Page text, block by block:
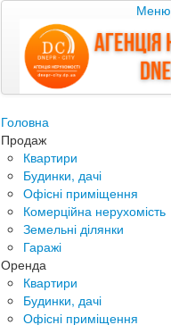
Меню
Головна
Продаж
Квартири
Будинки, дачі
Офісні приміщення
Комерційна нерухомість
Земельні ділянки
Гаражі
Оренда
Квартири
Будинки, дачі
Офісні приміщення